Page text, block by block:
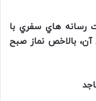
رسانه هاي سفري با
بالاخص نماز صبح